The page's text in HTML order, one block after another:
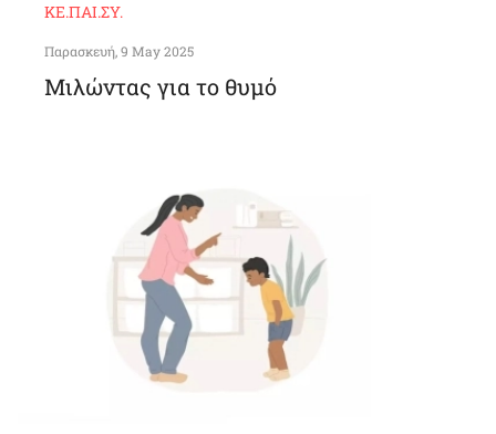
ΚΕ.ΠΑΙ.ΣΥ.
Παρασκευή, 9 May 2025
Μιλώντας για το θυμό